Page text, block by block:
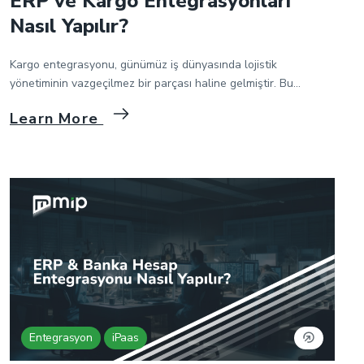
Nasıl Yapılır?
Kargo entegrasyonu, günümüz iş dünyasında lojistik
yönetiminin vazgeçilmez bir parçası haline gelmiştir. Bu
yapmasını ve gönderi süreçlerini daha verimli hale getirmesini
nasıl optimize ettiğini öğreneceksiniz. ERP & Kargo
Entegrasyonları Nedir? ERP ve kargo […]
Learn More
Entegrasyon iPaas